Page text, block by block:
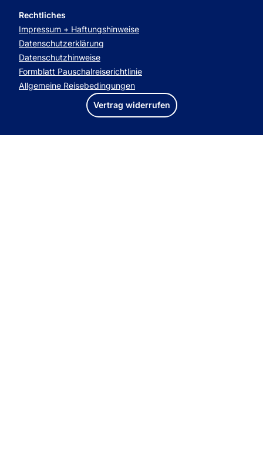
Rechtliches
Impressum + Haftungshinweise
Datenschutzerklärung
Datenschutzhinweise
Formblatt Pauschalreiserichtlinie
Allgemeine Reisebedingungen
Vertrag widerrufen